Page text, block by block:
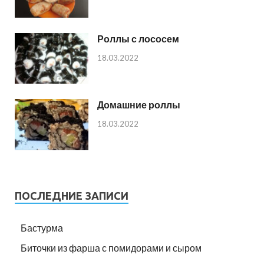
Роллы с лососем
18.03.2022
Домашние роллы
18.03.2022
ПОСЛЕДНИЕ ЗАПИСИ
Бастурма
Биточки из фарша с помидорами и сыром